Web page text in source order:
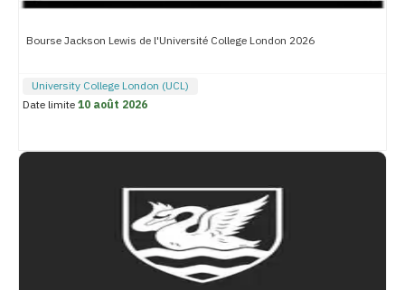
Bourse Jackson Lewis de l'Université College London 2026
University College London (UCL)
Date limite10 août 2026